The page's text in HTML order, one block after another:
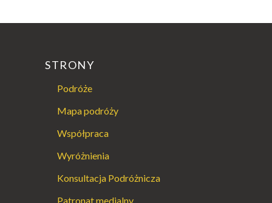
STRONY
Podróże
Mapa podróży
Współpraca
Wyróżnienia
Konsultacja Podróżnicza
Patronat medialny